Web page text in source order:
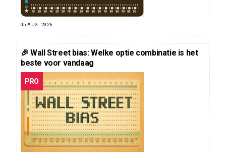
05 AUG. 2026
🎉 Wall Street bias: Welke optie combinatie is het
beste voor vandaag
PRO